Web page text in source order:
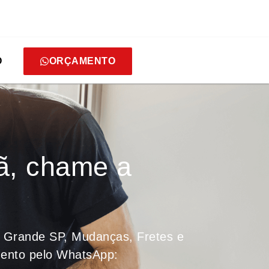
ORÇAMENTO
chame a
SP, Mudanças, Fretes e
pelo WhatsApp: